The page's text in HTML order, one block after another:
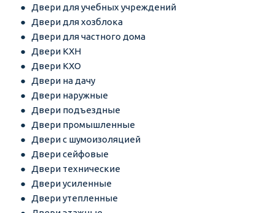
Двери для учебных учреждений
Двери для хозблока
Двери для частного дома
Двери КХН
Двери КХО
Двери на дачу
Двери наружные
Двери подъездные
Двери промышленные
Двери с шумоизоляцией
Двери сейфовые
Двери технические
Двери усиленные
Двери утепленные